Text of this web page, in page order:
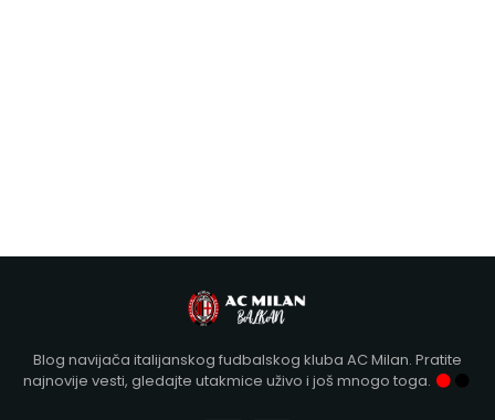
Blog navijača italijanskog fudbalskog kluba AC Milan. Pratite
najnovije vesti, gledajte utakmice uživo i još mnogo toga.